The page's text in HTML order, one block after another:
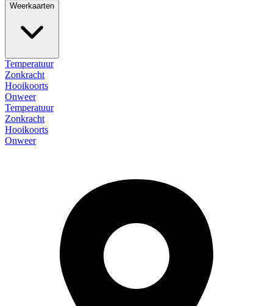
Weerkaarten
Temperatuur
Zonkracht
Hooikoorts
Onweer
Temperatuur
Zonkracht
Hooikoorts
Onweer